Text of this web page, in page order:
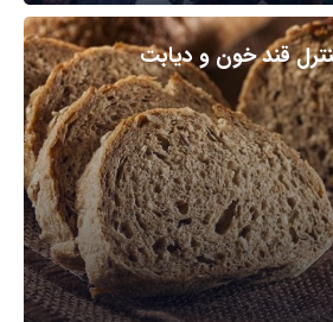
قند خون و دیابت